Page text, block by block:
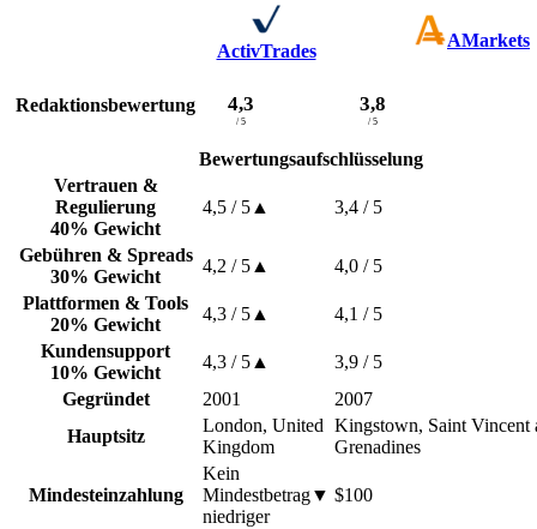
ActivTrades
AMarkets
Redaktionsbewertung 4,3
/ 5
3,8
/ 5
Bewertungsaufschlüsselung
Vertrauen &
Regulierung
40% Gewicht
4,5 / 5 ▲ 3,4 / 5
Gebühren & Spreads
30% Gewicht
4,2 / 5 ▲ 4,0 / 5
Plattformen & Tools
20% Gewicht
4,3 / 5 ▲ 4,1 / 5
Kundensupport
10% Gewicht
4,3 / 5 ▲ 3,9 / 5
Gegründet
2001
2007
Hauptsitz
London, United
Kingdom
Kingstown, Saint Vincent
Grenadines
Mindesteinzahlung
Kein
Mindestbetrag▼
niedriger
$100